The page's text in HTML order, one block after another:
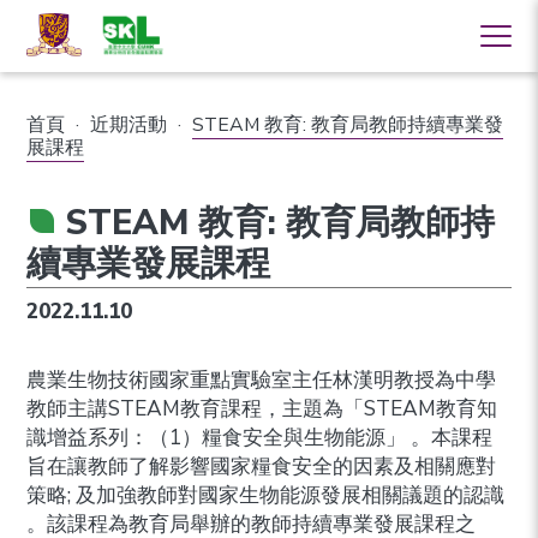
首頁 · 近期活動 · STEAM 教育: 教育局教師持續專業發
展課程
STEAM 教育: 教育局教師持
續專業發展課程
2022.11.10
農業生物技術國家重點實驗室主任林漢明教授為中學
教師主講STEAM教育課程，主題為「STEAM教育知
識增益系列：（1）糧食安全與生物能源」 。本課程
旨在讓教師了解影響國家糧食安全的因素及相關應對
策略; 及加強教師對國家生物能源發展相關議題的認識
。該課程為教育局舉辦的教師持續專業發展課程之